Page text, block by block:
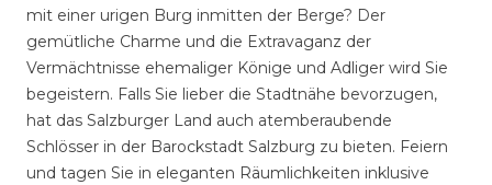
mit einer urigen Burg inmitten der Berge? Der
gemütliche Charme und die Extravaganz der
Vermächtnisse ehemaliger Könige und Adliger wird Sie
begeistern. Falls Sie lieber die Stadtnähe bevorzugen,
hat das Salzburger Land auch atemberaubende
Schlösser in der Barockstadt Salzburg zu bieten. Feiern
und tagen Sie in eleganten Räumlichkeiten inklusive